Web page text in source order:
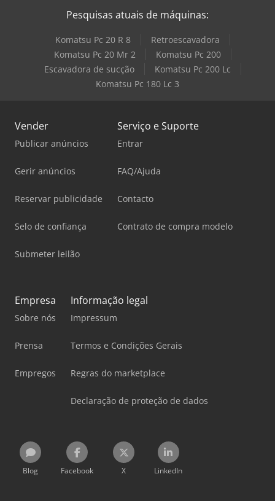
Pesquisas atuais de máquinas:
Komatsu Pc 20 R 8
Retroescavadora
Komatsu Pc 20 Mr 2
Komatsu Pc 200
Escavadora de sucção
Komatsu Pc 200 Lc
Komatsu Pc 180 Lc 3
Vender
Publicar anúncios
Gerir anúncios
Reservar publicidade
Selo de confiança
Submeter leilão
Serviço e Suporte
Entrar
FAQ/Ajuda
Contacto
Contrato de compra modelo
Empresa
Sobre nós
Prensa
Empregos
Informação legal
Impressum
Termos e Condições Gerais
Regras do marketplace
Declaração de proteção de dados
Blog Facebook X LinkedIn